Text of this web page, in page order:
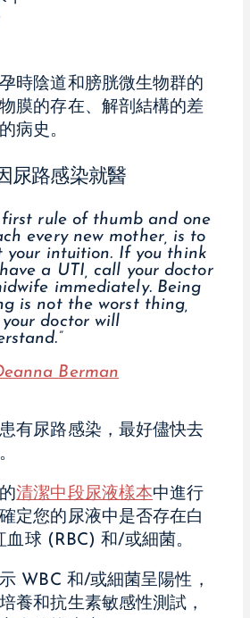
時陰道和膀胱微生物群的
膜的存在、解剖結構的差
病史。
尿路感染就醫
first rule of thumb and one
every new mother, is to
your intuition. If you think
a UTI, call your doctor
immediately. Being
is not the worst thing,
doctor will
Berman
有尿路感染，最好儘快去
清潔中段尿液樣本中進行
定您的尿液中是否存在白
球 (RBC) 和/或細菌。
WBC 和/或細菌呈陽性，
養和抗生素敏感性測試，